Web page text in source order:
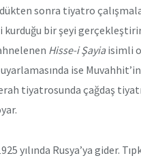
sonra tiyatro
bir şeyi gerçekleştirir.
Hisse-i Şayiaisimli
ise Muvahhit’in
tiyatrosunda çağdaş
yılında Rusya’ya gider.